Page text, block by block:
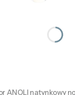
ANOLI natynkowy